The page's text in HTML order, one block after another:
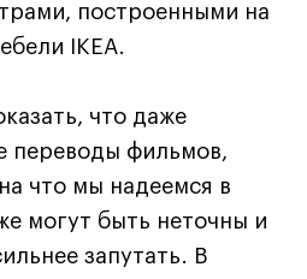
построенными на
IKEA.
что даже
переводы фильмов,
что мы надеемся в
могут быть неточны и
запутать. В